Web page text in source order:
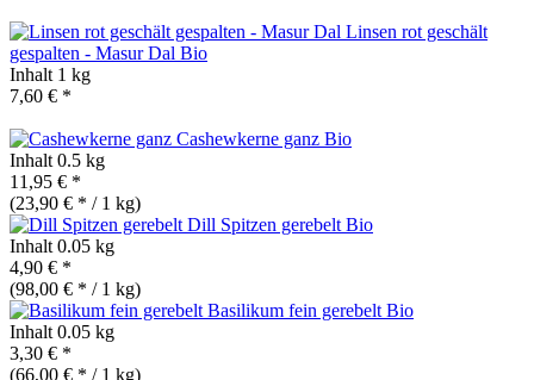
Linsen rot geschält
gespalten - Masur Dal Bio
Inhalt 1 kg
7,60 € *
Cashewkerne ganz Bio
Inhalt 0.5 kg
11,95 € *
(23,90 € * / 1 kg)
Dill Spitzen gerebelt Bio
Inhalt 0.05 kg
4,90 € *
(98,00 € * / 1 kg)
Basilikum fein gerebelt Bio
Inhalt 0.05 kg
3,30 € *
(66,00 € * / 1 kg)